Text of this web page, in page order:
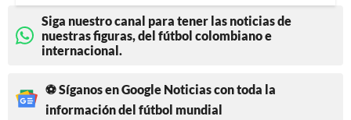
Siga nuestro canal para tener las noticias de
nuestras figuras, del fútbol colombiano e
internacional.
⚽ Síganos en Google Noticias con toda la
información del fútbol mundial